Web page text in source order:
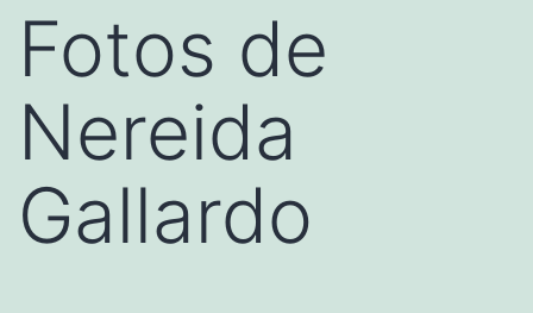
Fotos de
Nereida
Gallardo